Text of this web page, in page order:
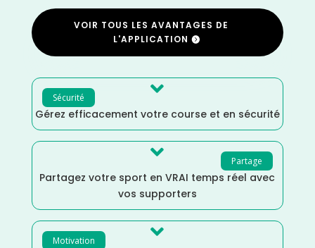
VOIR TOUS LES AVANTAGES DE
L'APPLICATION
Sécurité 
Gérez efficacement votre course et en sécurité
Partage

Partagez votre sport en VRAI temps réel avec
vos supporters
Motivation 